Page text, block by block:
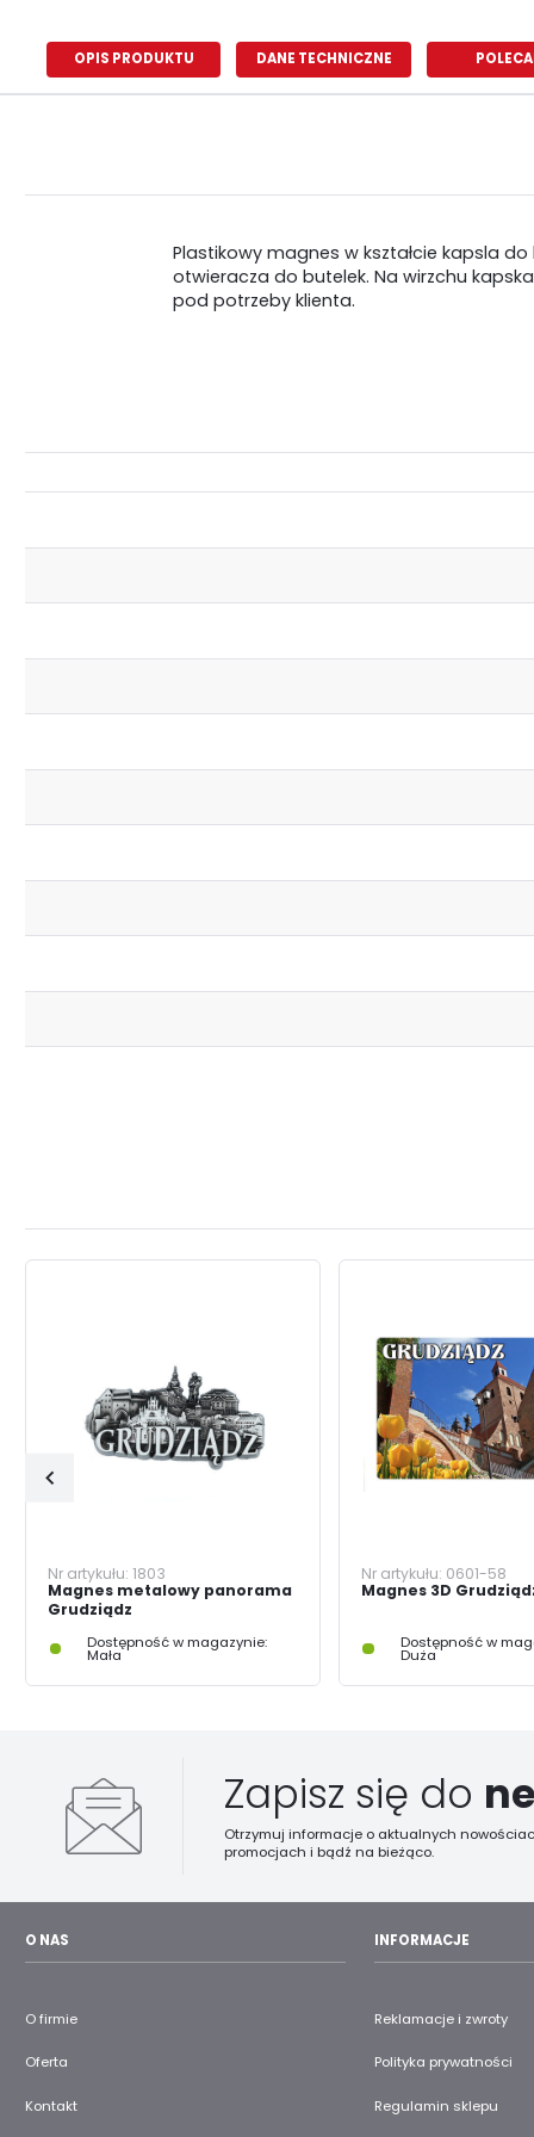
OPIS PRODUKTU DANE TECHNICZNE
Plastikowy magnes w kształcie kapsla
otwieracza do butelek. Na wirzchu
pod potrzeby klienta.
Nr artykułu: 1803
Magnes metalowy panorama
Grudziądz
Dostępność w magazynie:
Mała
Nr artykułu: 0601-58
Magnes 3D
Dostępność w
Duża
Zapisz się do
Otrzymuj informacje o aktualnych
promocjach i bądź na bieżąco.
O NAS
O firmie
Oferta
Kontakt
INFORMACJE
Reklamacje i zwroty
Polityka prywatności
Regulamin sklepu